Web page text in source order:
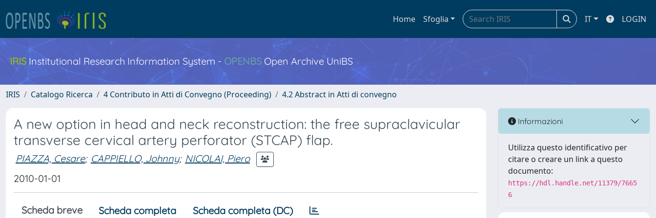
Home Sfoglia IT LOGIN
IRIS Institutional Research Information System - OPENBS Open Archive UniBS
IRIS Catalogo Ricerca 4 Contributo in Atti di Convegno (Proceeding) 4.2 Abstract in Atti di convegno
A new option in head and neck reconstruction: the free supraclavicular
transverse cervical artery perforator (STCAP) flap.
PIAZZA, Cesare; CAPPIELLO, Johnny; NICOLAI, Piero
2010-01-01
Scheda breve Scheda completa Scheda completa (DC)
Informazioni
Utilizza questo identificativo per
citare o creare un link a questo
documento:
https://hdl.handle.net/11379/7665
6